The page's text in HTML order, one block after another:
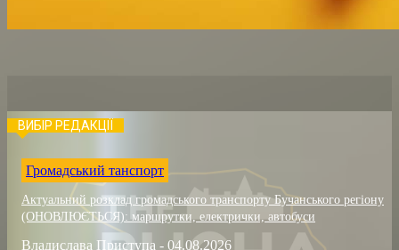
ВИБІР РЕДАКЦІЇ
Громадський танспорт
Актуальний розклад громадського транспорту Бучанського регіону
(ОНОВЛЮЄТЬСЯ): маршрутки, електрички, автобуси
Владислава Приступа - 04.08.2026